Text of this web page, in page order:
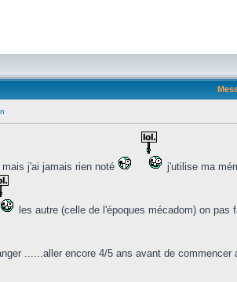
j'ai jamais rien noté j'utilise ma
les autre (celle de l'époques mécadom) on pas
......aller encore 4/5 ans avant de commencer